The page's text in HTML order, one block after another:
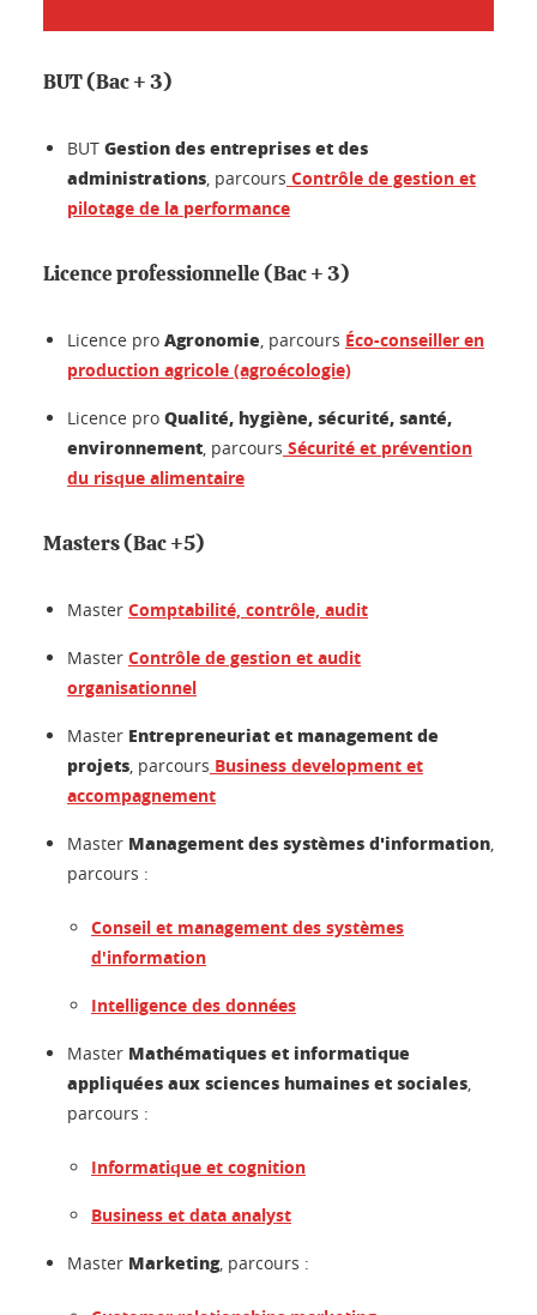
BUT (Bac + 3)
BUT Gestion des entreprises et des
administrations , parcours Contrôle de gestion et
pilotage de la performance
Licence professionnelle (Bac + 3)
Licence pro Agronomie , parcours Éco-conseiller en
production agricole (agroécologie)
Licence pro Qualité, hygiène, sécurité, santé,
environnement , parcours Sécurité et prévention
du risque alimentaire
Masters (Bac +5)
Master Comptabilité, contrôle, audit
Master Contrôle de gestion et audit
organisationnel
Master Entrepreneuriat et management de
projets , parcours Business development et
accompagnement
Master Management des systèmes d'information
parcours :
Conseil et management des systèmes
d'information
Intelligence des données
Master Mathématiques et informatique
appliquées aux sciences humaines et sociales
parcours :
Informatique et cognition
Business et data analyst
Master Marketing, parcours :